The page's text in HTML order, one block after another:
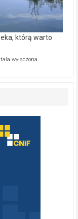
którą warto
wyłączona